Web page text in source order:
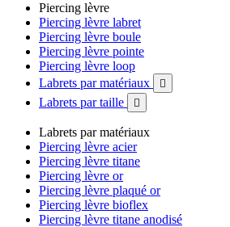
Piercing lèvre
Piercing lèvre labret
Piercing lèvre boule
Piercing lèvre pointe
Piercing lèvre loop
Labrets par matériaux

Labrets par taille 
Labrets par matériaux
Piercing lèvre acier
Piercing lèvre titane
Piercing lèvre or
Piercing lèvre plaqué or
Piercing lèvre bioflex
Piercing lèvre titane anodisé